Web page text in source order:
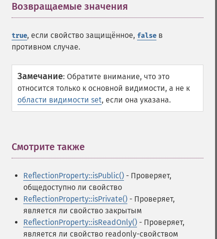
Возвращаемые значения
true, если свойство защищённое, false в
противном случае.
Замечание: Обратите внимание, что это
относится только к основной видимости, а не к
области видимости set, если она указана.
Смотрите также
ReflectionProperty::isPublic() - Проверяет,
общедоступно ли свойство
ReflectionProperty::isPrivate() - Проверяет,
является ли свойство закрытым
ReflectionProperty::isReadOnly() - Проверяет,
является ли свойство readonly-свойством